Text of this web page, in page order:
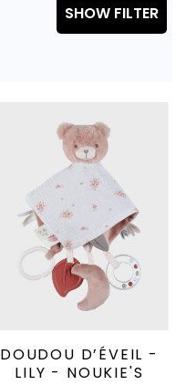
SHOW FILTER
DOUDOU D’ÉVEIL -
LILY - NOUKIE'S